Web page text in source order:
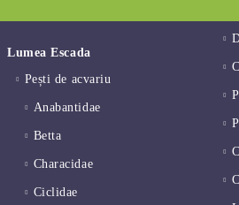
Lumea Escada
Pești de acvariu
Anabantidae
Betta
Characidae
Ciclidae